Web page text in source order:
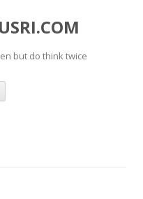
but do think twice
Skip
content